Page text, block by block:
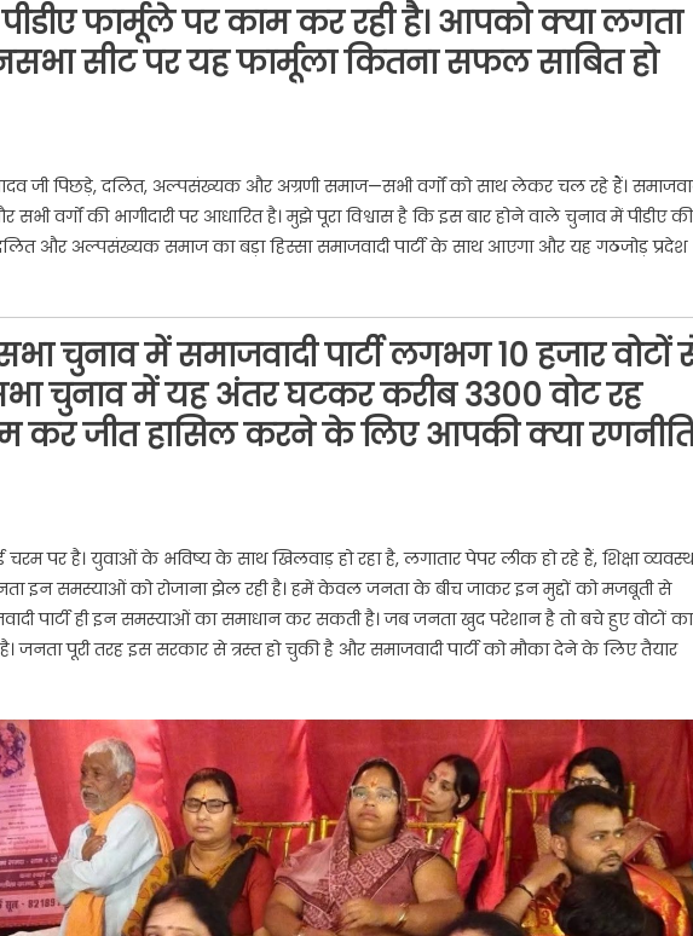
पीडीए फार्मूले पर काम कर रही है। आपको क्या लगता
सीट पर यह फार्मूला कितना सफल साबित हो
जी पिछड़े, दलित, अल्पसंख्यक और अग्रणी समाज—सभी वर्गों को साथ लेकर चल रहे हैं।
सभी वर्गों की भागीदारी पर आधारित है। मुझे पूरा विश्वास है कि इस बार होने वाले चुनाव में पीडीए की
और अल्पसंख्यक समाज का बड़ा हिस्सा समाजवादी पार्टी के साथ आएगा और यह गठजोड़ प्रदेश
चुनाव में समाजवादी पार्टी लगभग 10 हजार वोटों
चुनाव में यह अंतर घटकर करीब 3300 वोट रह
कर जीत हासिल करने के लिए आपकी क्या
चरम पर है। युवाओं के भविष्य के साथ खिलवाड़ हो रहा है, लगातार पेपर लीक हो रहे हैं, शिक्षा
इन समस्याओं को रोजाना झेल रही है। हमें केवल जनता के बीच जाकर इन मुद्दों को मजबूती से
पार्टी ही इन समस्याओं का समाधान कर सकती है। जब जनता खुद परेशान है तो बचे हुए वोटों का
पूरी तरह इस सरकार से त्रस्त हो चुकी है और समाजवादी पार्टी को मौका देने के लिए तैयार